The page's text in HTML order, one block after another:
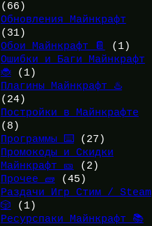
(66)
Обновления Майнкрафт
(31)
Обои Майнкрафт 📔
(1)
Ошибки и Баги Майнкрафт
🐞(1)
Плагины Майнкрафт ♨️
(24)
Постройки в Майнкрафте
(8)
Программы ⌨️(27)
Промокоды и Скидки
Майнкрафт 🎫
(2)
Прочее 🧱 (45)
Раздачи Игр Стим / Steam
🎲 (1)
Ресурспаки Майнкрафт 📚